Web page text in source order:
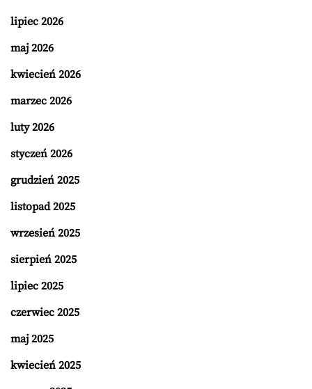
lipiec 2026
maj 2026
kwiecień 2026
marzec 2026
luty 2026
styczeń 2026
grudzień 2025
listopad 2025
wrzesień 2025
sierpień 2025
lipiec 2025
czerwiec 2025
maj 2025
kwiecień 2025